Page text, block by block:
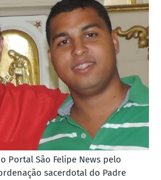
Portal São Felipe News pelo
sacerdotal do Padre